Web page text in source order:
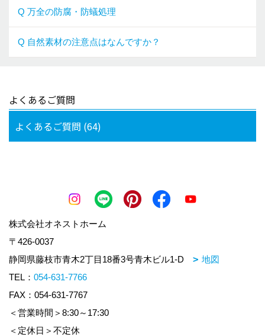
Q 万全の防腐・防蟻処理
Q 自然素材の注意点はなんですか？
よくあるご質問
よくあるご質問 (64)
株式会社オネストホーム
〒426-0037
静岡県藤枝市青木2丁目18番3号青木ビル1-D
地図
TEL： 054-631-7766
FAX：054-631-7767
＜営業時間＞8:30～17:30
＜定休日＞不定休